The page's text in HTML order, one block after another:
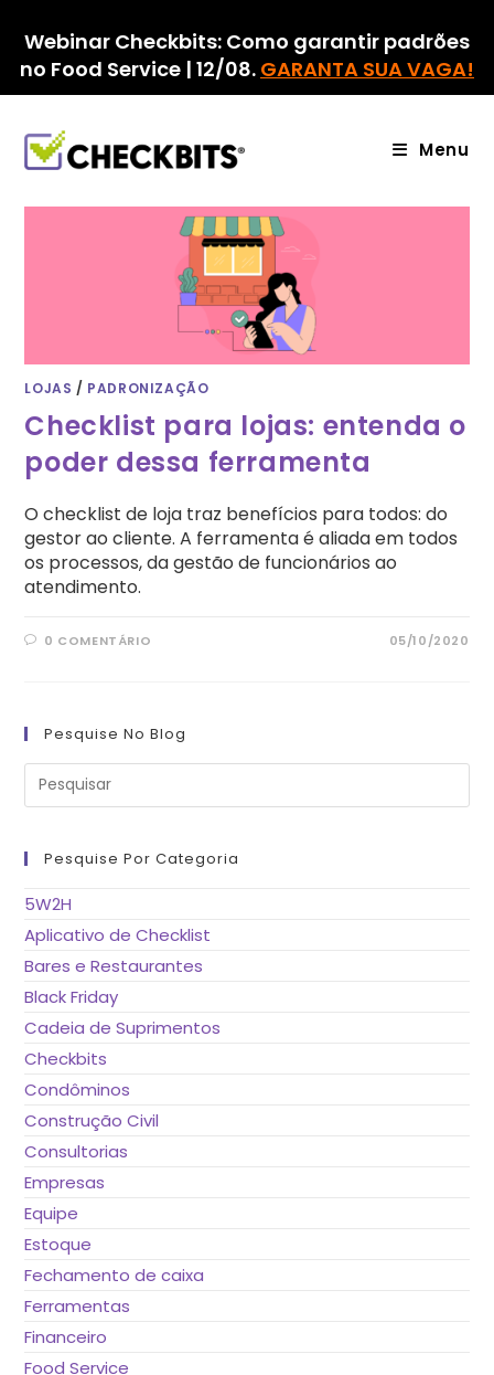
para
conteúdo
Webinar Checkbits: Como garantir padrões
no Food Service | 12/08. GARANTA SUA VAGA!
Menu
LOJAS / PADRONIZAÇÃO
Checklist para lojas: entenda o
poder dessa ferramenta
O checklist de loja traz benefícios para todos: do
gestor ao cliente. A ferramenta é aliada em todos
os processos, da gestão de funcionários ao
atendimento.
0 COMENTÁRIO 05/10/2020
Pesquise No Blog
Pesquise Por Categoria
5W2H
Aplicativo de Checklist
Bares e Restaurantes
Black Friday
Cadeia de Suprimentos
Checkbits
Condôminos
Construção Civil
Consultorias
Empresas
Equipe
Estoque
Fechamento de caixa
Ferramentas
Financeiro
Food Service